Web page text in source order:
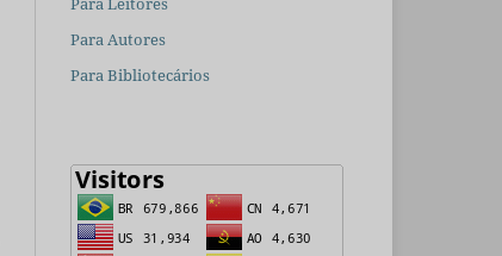
Para Autores
Para Bibliotecários